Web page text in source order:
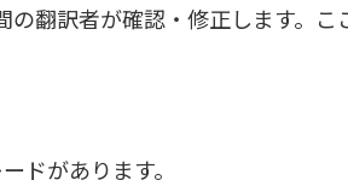
の翻訳者が確認・修正します。
ドがあります。